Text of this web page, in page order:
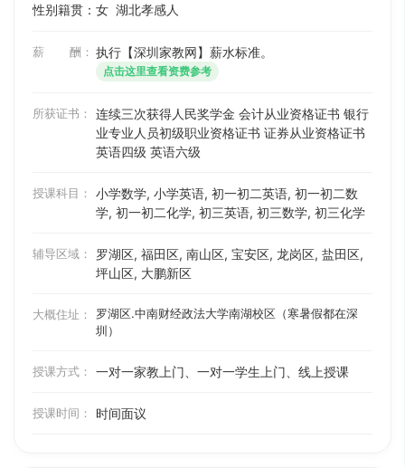
性别籍贯：女 湖北孝感人
薪 酬： 执行【深圳家教网】薪水标准。
点击这里查看资费参考
所获证书：
连续三次获得人民奖学金 会计从业资格证书 银行
业专业人员初级职业资格证书 证券从业资格证书
英语四级 英语六级
授课科目：
小学数学, 小学英语, 初一初二英语, 初一初二数
学, 初一初二化学, 初三英语, 初三数学, 初三化学
辅导区域：
罗湖区, 福田区, 南山区, 宝安区, 龙岗区, 盐田区,
坪山区, 大鹏新区
大概住址：
罗湖区.中南财经政法大学南湖校区（寒暑假都在深
圳）
授课方式： 一对一家教上门、一对一学生上门、线上授课
授课时间： 时间面议